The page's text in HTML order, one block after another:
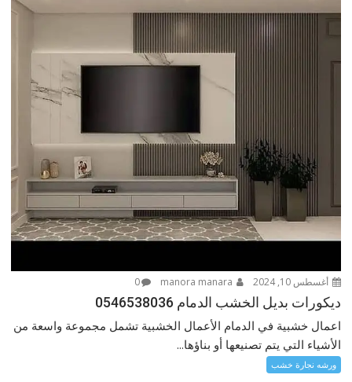
أغسطس 10, 2024 0
ديكورات بديل الخشب الدمام 0546538036
اعمال خشبية في الدمام الأعمال الخشبية تشمل مجموعة واسعة من
الأشياء التي يتم تصنيعها أو بناؤها...
ورشه نجارة خشب